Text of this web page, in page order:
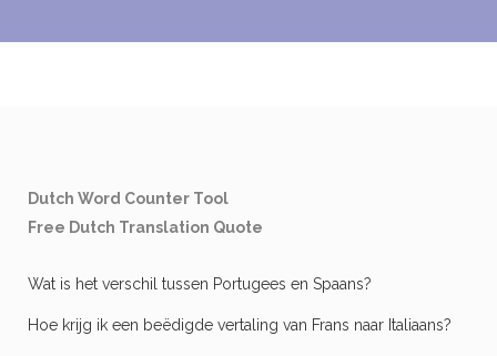
Dutch Word Counter Tool
Free Dutch Translation Quote
Wat is het verschil tussen Portugees en Spaans?
Hoe krijg ik een beëdigde vertaling van Frans naar Italiaans?